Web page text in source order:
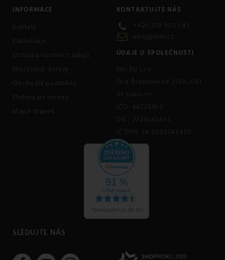
INFORMACE
Kontakt
Reklamace
Ochrana osobních údajů
Nejčastejší dotazy
Obchodní podmínky
Ověřování recenzí
Mapa stránek
KONTAKTUJTE NÁS
+420 910 902 545
ahoj@emi.cz
ÚDAJE O SPOLEČNOSTI
EMI EU s.r.o.
Pod Švabľovkou 2100, 083
01 Sabinov
IČO: 46726608
DIČ: 2023542455
IČ DPH: SK 2023542455
SLEDUJTE NÁS